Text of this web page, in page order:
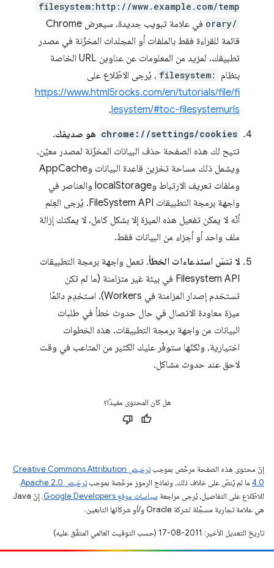
filesystem:http://www.example.com/temp
orary/
في علامة تبويب جديدة. سيعرض Chrome
قائمة للقراءة فقط بالملفات أو المجلدات المخزّنة في مصدر
تطبيقك. لمزيد من المعلومات عن عناوين URL الخاصة
بنظام
filesystem: ، يُرجى الاطّلاع على
https://www.html5rocks.com/en/tutorials/file/fi
lesystem/#toc-filesystemurls
.
chrome://settings/cookies هو صديقك.
تتيح لك هذه الصفحة حذف البيانات المخزّنة لمصدر معيّن.
ويشمل ذلك مساحة تخزين قاعدة البيانات وAppCache
وملفات تعريف الارتباط وlocalStorage والعناصر في
واجهة برمجة التطبيقات FileSystem API. يُرجى العِلم
أنّه لا يمكن تفعيل هذه الميزة إلا بشكل كامل. لا يمكنك إزالة
ملف واحد أو أجزاء من البيانات فقط.
لا تنسَ استدعاءات الخطأ. تعمل واجهة برمجة التطبيقات
Filesystem API في بيئة غير متزامنة (ما لم تكن
تستخدم إصدار المزامنة في Workers). استخدِم دائمًا
ميزة معاودة الاتصال في حال حدوث خطأ في طلبات
البيانات من واجهة برمجة التطبيقات. هذه الخطوات
اختيارية، ولكنّها ستوفّر عليك الكثير من المتاعب في وقت
لاحق عند حدوث مشاكل.
هل كان المحتوى مفيدًا؟
إنّ محتوى هذه الصفحة مرخّص بموجب
ترخيص Creative Commons Attribution
4.0‏ ما لم يُنصّ على خلاف ذلك، ونماذج الرموز مرخّصة بموجبترخيص Apache 2.0‏
.
للاطّلاع على التفاصيل، يُرجى مراجعة سياسات موقع Google Developers‏
. إنّ Java
هي علامة تجارية مسجَّلة لشركة Oracle و/أو شركائها التابعين.
تاريخ التعديل الأخير: 2011-08-17 (حسب التوقيت العالمي المتفَّق عليه)